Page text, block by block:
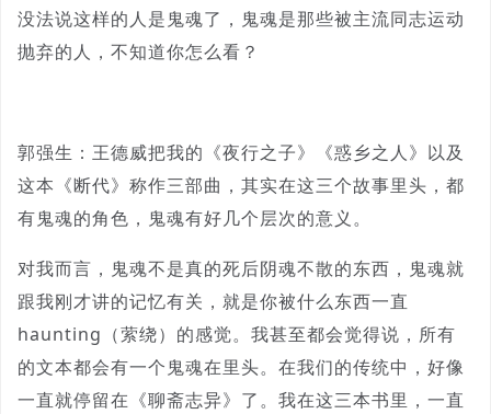
没法说这样的人是鬼魂了，鬼魂是那些被主流同志运动
抛弃的人，不知道你怎么看？
郭强生：王德威把我的《夜行之子》《惑乡之人》以及
这本《断代》称作三部曲，其实在这三个故事里头，都
有鬼魂的角色，鬼魂有好几个层次的意义。
对我而言，鬼魂不是真的死后阴魂不散的东西，鬼魂就
跟我刚才讲的记忆有关，就是你被什么东西一直
haunting（萦绕）的感觉。我甚至都会觉得说，所有
的文本都会有一个鬼魂在里头。在我们的传统中，好像
一直就停留在《聊斋志异》了。我在这三本书里，一直